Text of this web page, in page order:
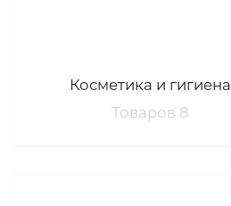
Косметика и гигиена
Товаров 8